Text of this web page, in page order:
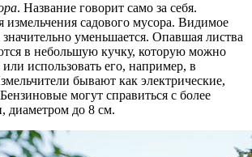
. Название говорит само за себя.
измельчения садового мусора. Видимое
значительно уменьшается. Опавшая листва
в небольшую кучку, которую можно
использовать его, например, в
бывают как электрические,
могут справиться с более
диаметром до 8 см.